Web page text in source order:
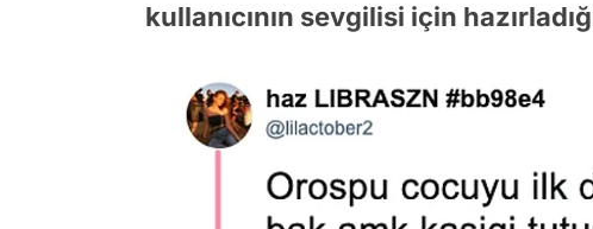
kullanıcının sevgilisi için